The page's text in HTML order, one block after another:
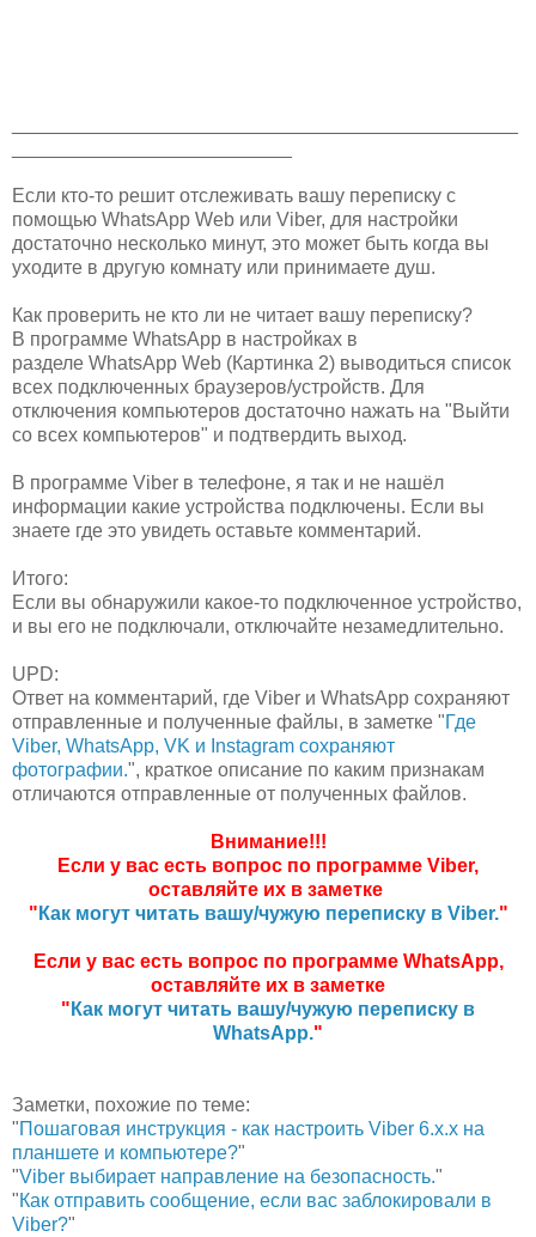
Если кто-то решит отслеживать вашу переписку с
помощью WhatsApp Web или Viber, для настройки
достаточно несколько минут, это может быть когда вы
уходите в другую комнату или принимаете душ.
Как проверить не кто ли не читает вашу переписку?
В программе WhatsApp в настройках в
разделе WhatsApp Web (Картинка 2) выводиться список
всех подключенных браузеров/устройств. Для
отключения компьютеров достаточно нажать на "Выйти
со всех компьютеров" и подтвердить выход.
В программе Viber в телефоне, я так и не нашёл
информации какие устройства подключены. Если вы
знаете где это увидеть оставьте комментарий.
Итого:
Если вы обнаружили какое-то подключенное устройство,
и вы его не подключали, отключайте незамедлительно.
UPD:
Ответ на комментарий, где Viber и WhatsApp сохраняют
отправленные и полученные файлы, в заметке "Где
Viber, WhatsApp, VK и Instagram сохраняют
фотографии.", краткое описание по каким признакам
отличаются отправленные от полученных файлов.
Внимание!!!
Если у вас есть вопрос по программе Viber,
оставляйте их в заметке
" Как могут читать вашу/чужую переписку в Viber."
Если у вас есть вопрос по программе WhatsApp,
оставляйте их в заметке
" Как могут читать вашу/чужую переписку в
WhatsApp."
Заметки, похожие по теме:
"Пошаговая инструкция - как настроить Viber 6.х.х на
планшете и компьютере?"
"Viber выбирает направление на безопасность."
"Как отправить сообщение, если вас заблокировали в
Viber?"